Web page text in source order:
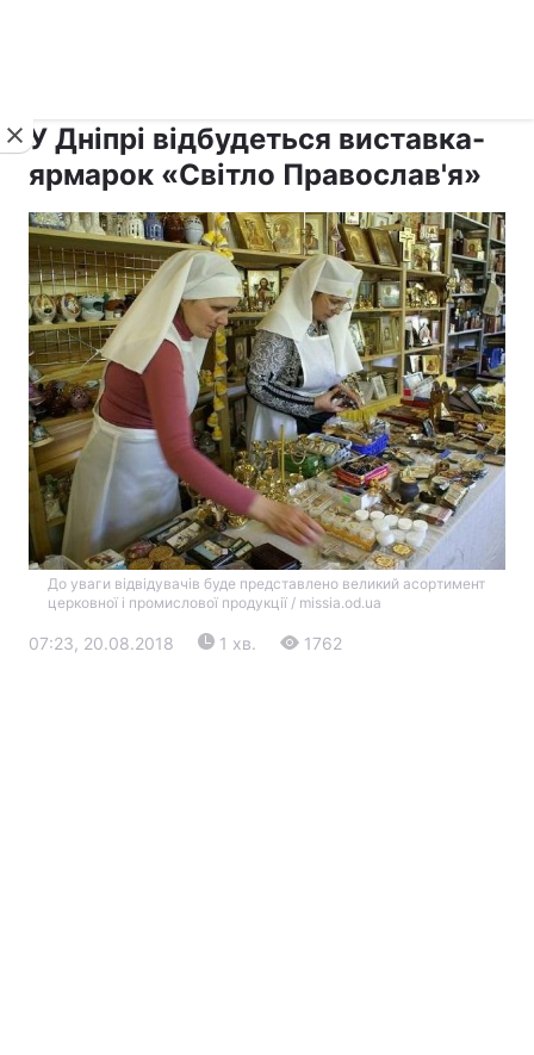
У Дніпрі відбудеться виставка-
ярмарок «Світло Православ'я»
До уваги відвідувачів буде представлено великий асортимент
церковної і промислової продукції / missia.od.ua
07:23, 20.08.2018 1 хв. 1762